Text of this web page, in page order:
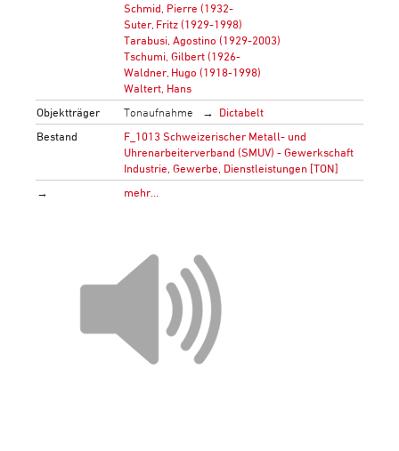
Schmid, Pierre (1932-
Suter, Fritz (1929-1998)
Tarabusi, Agostino (1929-2003)
Tschumi, Gilbert (1926-
Waldner, Hugo (1918-1998)
Waltert, Hans
Objektträger
Tonaufnahme
Dictabelt
Bestand
F_1013 Schweizerischer Metall- und
Uhrenarbeiterverband (SMUV) - Gewerkschaft
Industrie, Gewerbe, Dienstleistungen [TON]
→
mehr…